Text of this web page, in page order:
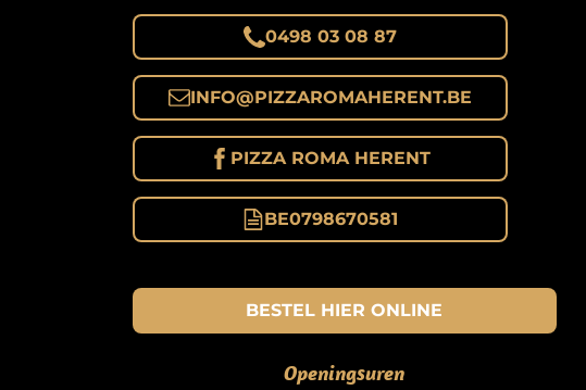
0498 03 08 87
INFO@PIZZAROMAHERENT.BE
PIZZA ROMA HERENT
BE0798670581
BESTEL HIER ONLINE
Openingsuren